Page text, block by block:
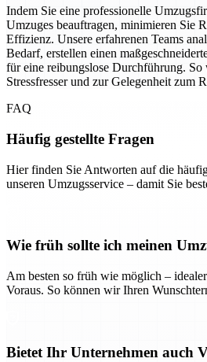
Indem Sie eine professionelle
Umzuges beauftragen, minimieren Sie
Effizienz. Unsere erfahrenen Teams
Bedarf, erstellen einen
für eine reibungslose Durchführung.
Stressfresser und zur Gelegenheit zum
FAQ
Häufig gestellte Fragen
Hier finden Sie Antworten auf die
unseren Umzugsservice – damit Sie
Wie früh sollte ich meinen
Am besten so früh wie möglich –
Voraus. So können wir Ihren
Bietet Ihr Unternehmen auch